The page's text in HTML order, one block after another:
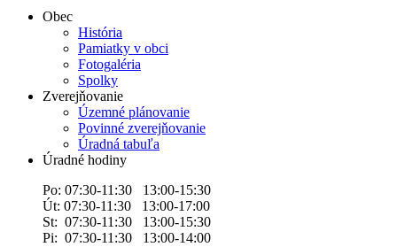
Obec
História
Pamiatky v obci
Fotogaléria
Spolky
Zverejňovanie
Územné plánovanie
Povinné zverejňovanie
Úradná tabuľa
Úradné hodiny
Po: 07:30-11:30 13:00-15:30
Út: 07:30-11:30 13:00-17:00
St: 07:30-11:30 13:00-15:30
Pi: 07:30-11:30 13:00-14:00